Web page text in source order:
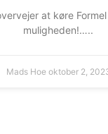
at køre
muligheden!…..
Mads Hoe oktober 2,